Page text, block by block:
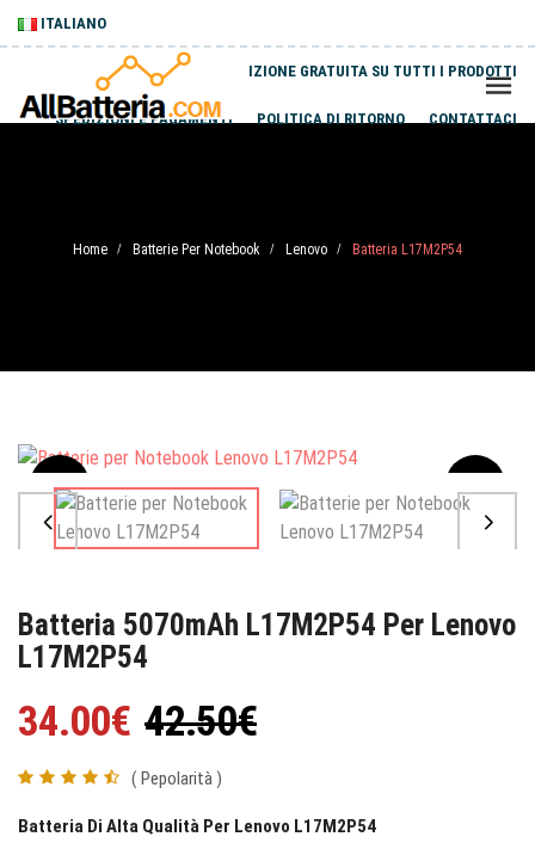
ITALIANO
SPEDIZIONE GRATUITA SU TUTTI I PRODOTTI
SPEDIZIONI E PAGAMENTI POLITICA DI RITORNO CONTATTACI
Home / Batterie Per Notebook / Lenovo / Batteria L17M2P54
Sale
Batteria 5070mAh L17M2P54 Per Lenovo
L17M2P54
34.00€ 42.50€
( Pepolarità )
Batteria Di Alta Qualità Per Lenovo L17M2P54